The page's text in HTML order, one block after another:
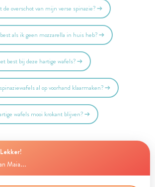
overschot van mijn verse spinazie?
als ik geen mozzarella in huis heb?
best bij deze hartige wafels?
al op voorhand klaarmaken?
wafels mooi krokant blijven?
Maia...